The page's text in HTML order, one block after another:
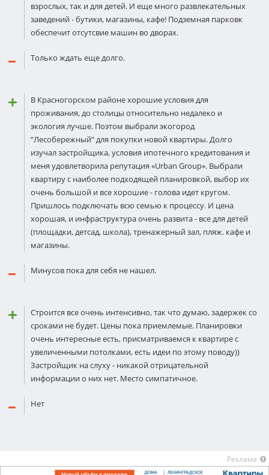
взрослых, так и для детей. И еще много развлекательных
заведений - бутики, магазины, кафе! Подземная парковк
обеспечит отсутсвие машин во дворах.
Только ждать еще долго.
В Красногорском районе хорошие условия для
проживания, до столицы относительно недалеко и
экология лучше. Поэтом выбрали экогород
“Лесобережный” для покупки новой квартиры. Долго
изучал застройщика, условия ипотечного кредитования и
меня удовлетворила репутация «Urban Group». Выбрали
квартиру с наиболее подходящей планировкой, выбор их
очень большой и все хорошие - голова идет кругом.
Пришлось подключать всю семью к процессу. И цена
хорошая, и инфраструктура очень развита - все для детей
(площадки, детсад, школа), тренажерный зал, пляж. кафе и
магазины.
Минусов пока для себя не нашел.
Строится все очень интенсивно, так что думаю, задержек со
сроками не будет. Цены пока приемлемые. Планировки
очень интересные есть, присматриваемся к квартире с
увеличенными потолками, есть идеи по этому поводу))
Застройщик на слуху - никакой отрицательной
информации о них нет. Место симпатичное.
Нет
Реклама